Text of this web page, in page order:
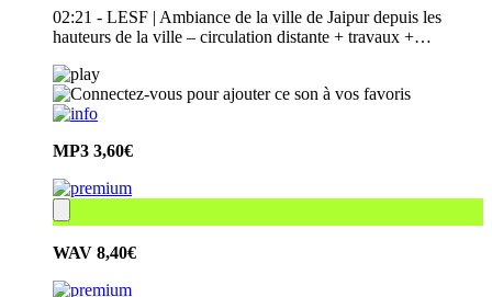
02:21 - LESF | Ambiance de la ville de Jaipur depuis les
hauteurs de la ville – circulation distante + travaux +…
MP3 3,60€
WAV 8,40€